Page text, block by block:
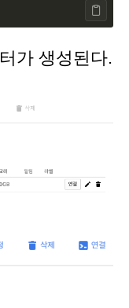
가 생성된다.